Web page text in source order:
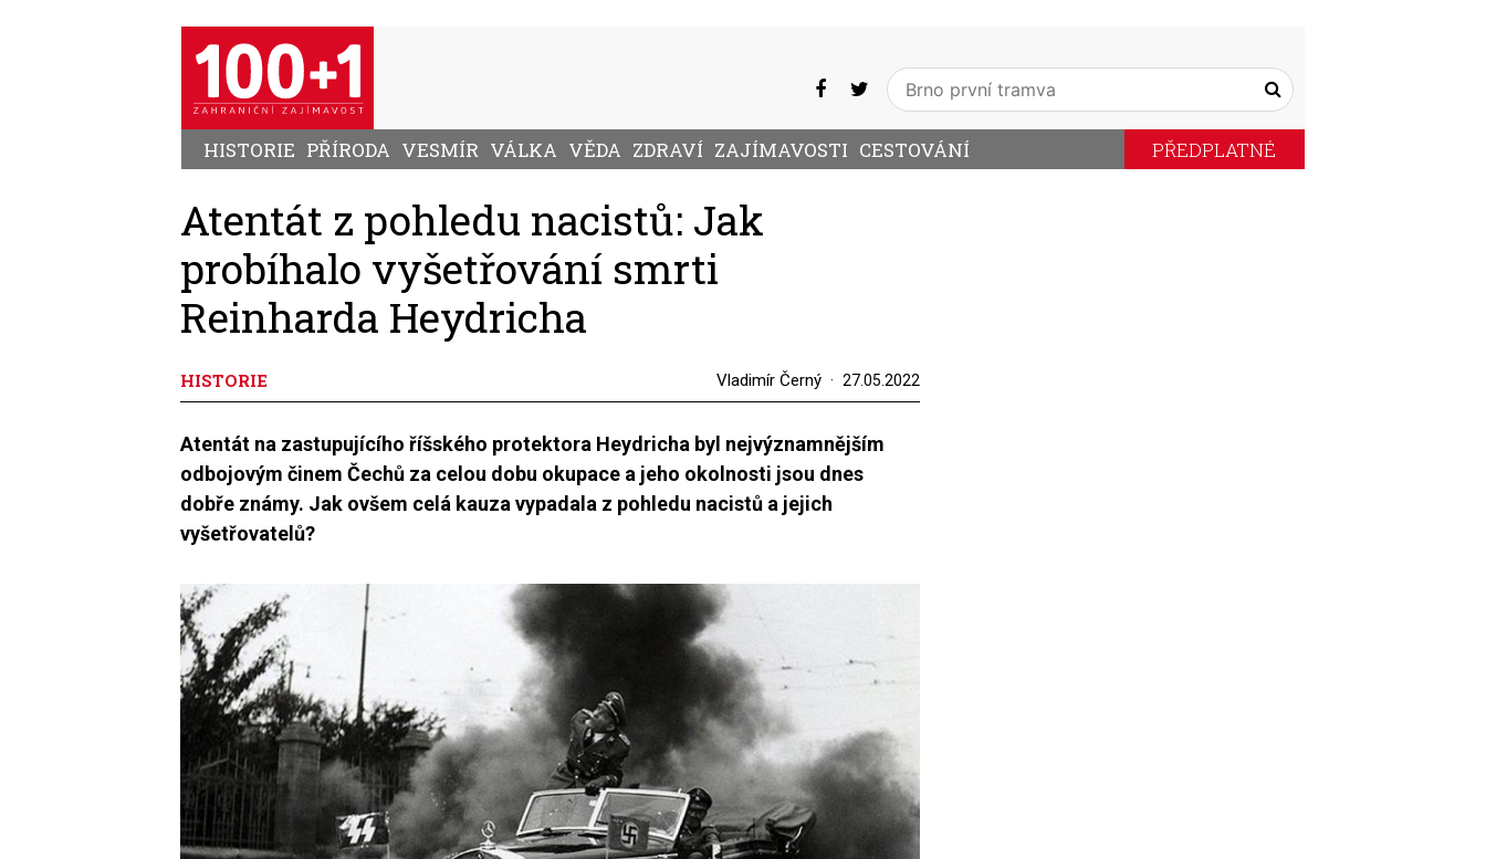
HISTORIE PŘÍRODA VESMÍR VÁLKA VĚDA ZDRAVÍ ZAJÍMAVOSTI CESTOVÁNÍ PŘEDPLATNÉ
Atentát z pohledu nacistů: Jak
probíhalo vyšetřování smrti
Reinharda Heydricha
HISTORIE Vladimír Černý 27.05.2022
Atentát na zastupujícího říšského protektora Heydricha byl nejvýznamnějším
odbojovým činem Čechů za celou dobu okupace a jeho okolnosti jsou dnes
dobře známy. Jak ovšem celá kauza vypadala z pohledu nacistů a jejich
vyšetřovatelů?